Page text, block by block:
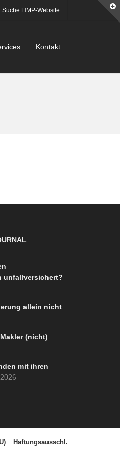
Kontakt
unfallversichert?
allein nicht
(nicht)
mit ihren
Haftungsausschl.